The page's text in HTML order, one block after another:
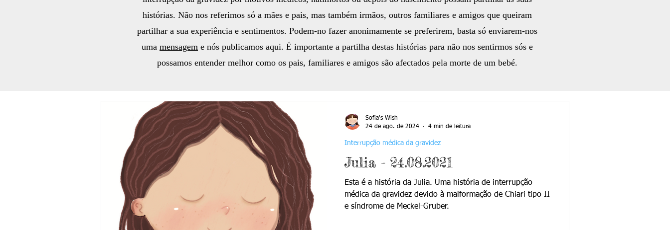
histórias. Não nos referimos só a mães e pais, mas também irmãos, outros familiares e amigos que queiram
partilhar a sua experiência e sentimentos. Podem-no fazer anonimamente se preferirem, basta só enviarem-nos
uma mensagem e nós publicamos aqui. É importante a partilha destas histórias para não nos sentirmos sós e
possamos entender melhor como os pais, familiares e amigos são afectados pela morte de um bebé.
Julia - 24.08.2021
Esta é a história da Julia. Uma história de interrupção
médica da gravidez devido à malformação de Chiari tipo II
e síndrome de Meckel-Gruber.
Interrupção médica da gravidez
Sofia's Wish
24 de ago. de 2024
4 min de leitura